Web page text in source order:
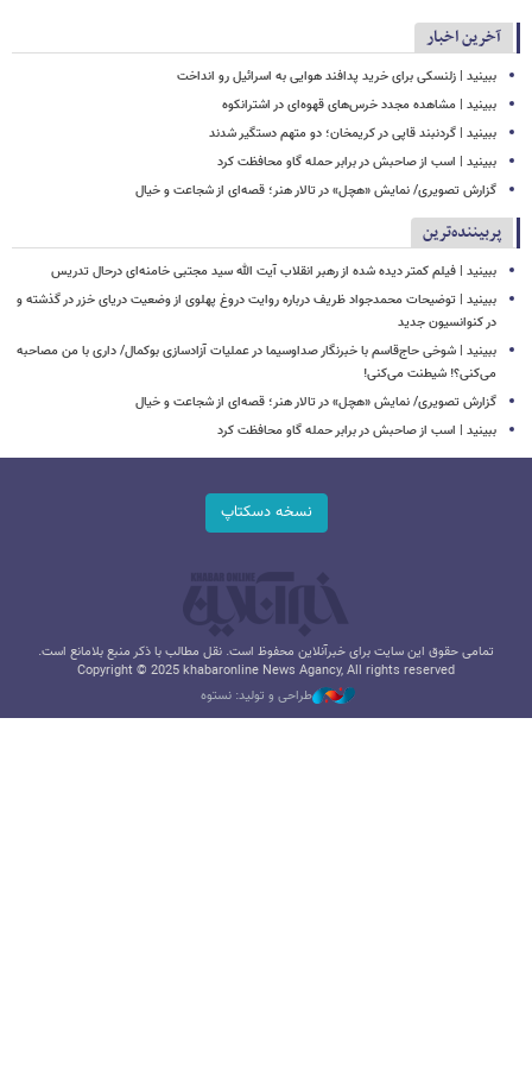
آخرین اخبار
ببینید | زلنسکی برای خرید پدافند هوایی به اسرائیل رو انداخت
ببینید | مشاهده مجدد خرس‌های قهوه‌ای در اشترانکوه
ببینید | گردنبند قاپی در کریمخان؛ دو متهم دستگیر شدند
ببینید | اسب از صاحبش در برابر حمله گاو محافظت کرد
گزارش تصویری/ نمایش «هچل» در تالار هنر؛ قصه‌ای از شجاعت و خیال
پربیننده‌ترین
ببینید | فیلم کمتر دیده شده از رهبر انقلاب آیت الله سید مجتبی خامنه‌ای درحال تدریس
ببینید | توضیحات محمدجواد ظریف درباره روایت دروغ پهلوی از وضعیت دریای خزر در گذشته و
در کنوانسیون جدید
ببینید | شوخی حاج‌قاسم با خبرنگار صداوسیما در عملیات آزادسازی بوکمال/ داری با من مصاحبه‌
می‌کنی؟! شیطنت می‌کنی!
گزارش تصویری/ نمایش «هچل» در تالار هنر؛ قصه‌ای از شجاعت و خیال
ببینید | اسب از صاحبش در برابر حمله گاو محافظت کرد
نسخه دسکتاپ
تمامی حقوق این سایت برای خبرآنلاین محفوظ است. نقل مطالب با ذکر منبع بلامانع است.
Copyright © 2025 khabaronline News Agancy, All rights reserved
طراحی و تولید: نستوه